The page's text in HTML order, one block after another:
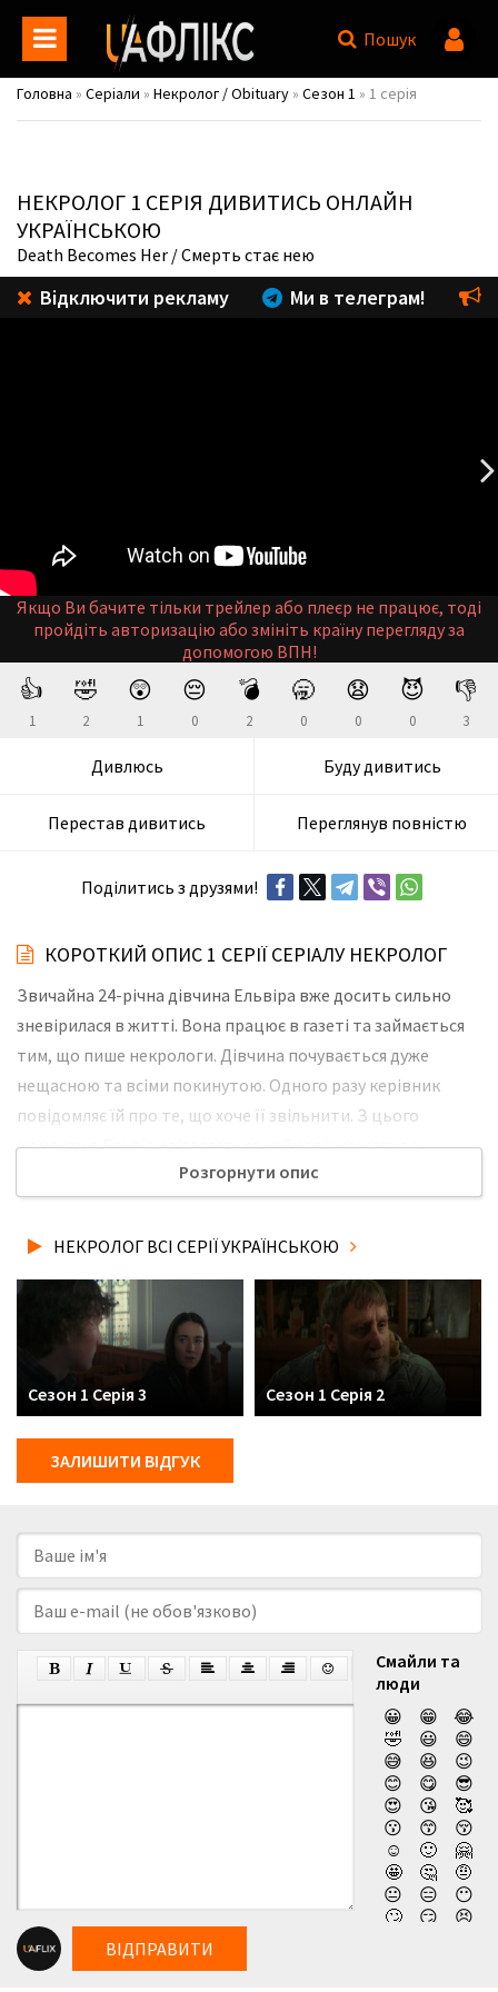
Пошук
Головна » Серіали » Некролог / Obituary » Сезон 1 » 1 серія
НЕКРОЛОГ 1 СЕРІЯ ДИВИТИСЬ ОНЛАЙН
УКРАЇНСЬКОЮ
Death Becomes Her / Смерть стає нею
Відключити рекламу Ми в телеграм!
Якщо Ви бачите тільки трейлер або плеєр не працює, тоді
пройдіть авторизацію або змініть країну перегляду за
допомогою ВПН!
👍
1
🤣
2
😲
1
😔
0
💣
2
🥱
0
😧
0
😈
0
👎
3
Дивлюсь Буду дивитись
Перестав дивитись Переглянув повністю
Поділитись з друзями!
КОРОТКИЙ ОПИС 1 СЕРІЇ СЕРІАЛУ НЕКРОЛОГ
Звичайна 24-річна дівчина Ельвіра вже досить сильно
зневірилася в житті. Вона працює в газеті та займається
тим, що пише некрологи. Дівчина почувається дуже
нещасною та всіми покинутою. Одного разу керівник
повідомляє їй про те, що хоче її звільнити. З цього
моменту в Ельвіри з'являється неймовірна жага до
помсти, а також до вбивства. Вона починає вбивати, але
може довго тривати. В газеті з'являється новий
вбивствами. Не забудьте розповісти друзям, де Ви
дивились нову 1 серію серіалу Некролог українською
мовою, у хорошій hd якості та з українськими субтитрами!
Розгорнути опис
НЕКРОЛОГ ВСІ СЕРІЇ УКРАЇНСЬКОЮ
Сезон 1 Серія 3 Сезон 1 Серія 2
ЗАЛИШИТИ ВІДГУК
Смайли та
люди
😀
😁
😂
🤣
😃
😄
😅
😆
😉
😊
😋
😎
😍
😘
🥰
😗
😙
😚
☺️
🙂
🤗
🤩
🤔
🤨
😐
😑
😶
🙄
😏
😣
ВІДПРАВИТИ